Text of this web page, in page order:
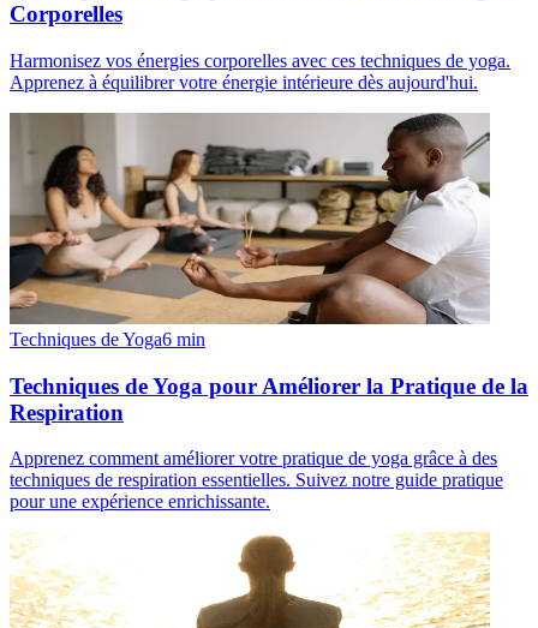
Corporelles
Harmonisez vos énergies corporelles avec ces techniques de yoga.
Apprenez à équilibrer votre énergie intérieure dès aujourd'hui.
Techniques de Yoga6 min
Techniques de Yoga pour Améliorer la Pratique de la
Respiration
Apprenez comment améliorer votre pratique de yoga grâce à des
techniques de respiration essentielles. Suivez notre guide pratique
pour une expérience enrichissante.